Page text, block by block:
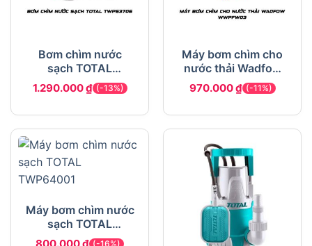
Bơm chìm nước
sạch TOTAL
TWP63706
1.290.000₫ (-13%)
Máy bơm chìm cho
nước thải Wadfow
WWPFW03
970.000₫ (-11%)
Máy bơm chìm nước
sạch TOTAL
TWP64001 0.5HP
(-16%)